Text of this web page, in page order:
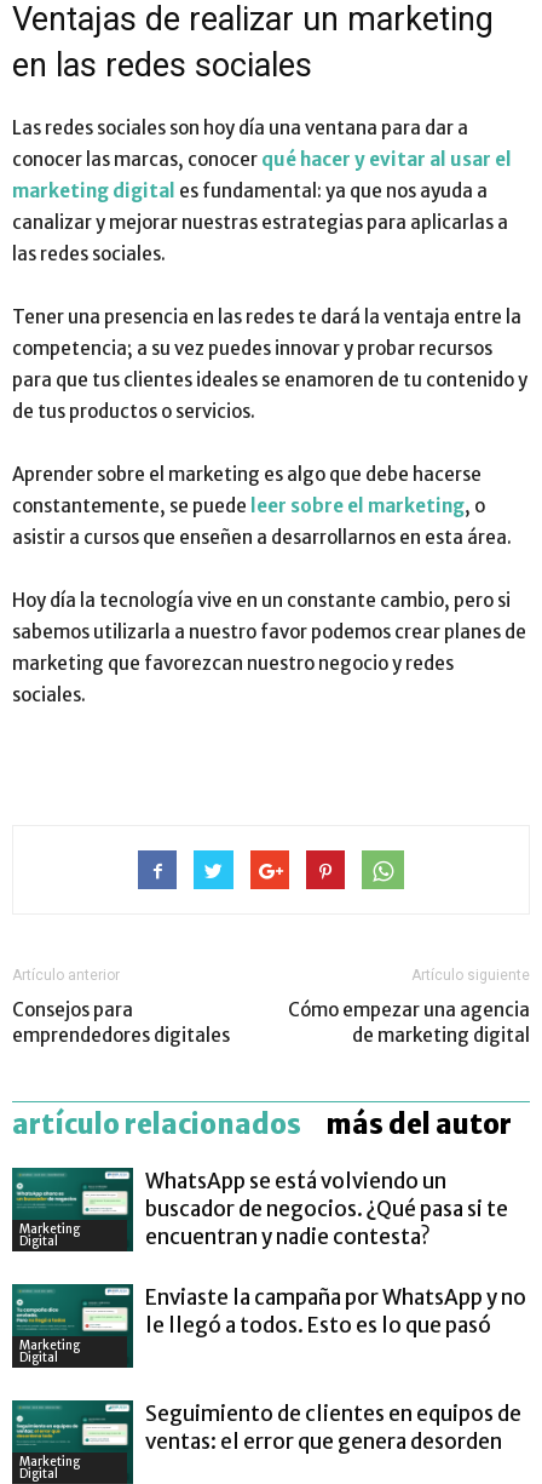
Ventajas de realizar un marketing
en las redes sociales
Las redes sociales son hoy día una ventana para dar a
conocer las marcas, conocer qué hacer y evitar al usar el
marketing digital es fundamental: ya que nos ayuda a
canalizar y mejorar nuestras estrategias para aplicarlas a
las redes sociales.
Tener una presencia en las redes te dará la ventaja entre la
competencia; a su vez puedes innovar y probar recursos
para que tus clientes ideales se enamoren de tu contenido y
de tus productos o servicios.
Aprender sobre el marketing es algo que debe hacerse
constantemente, se puede leer sobre el marketing, o
asistir a cursos que enseñen a desarrollarnos en esta área.
Hoy día la tecnología vive en un constante cambio, pero si
sabemos utilizarla a nuestro favor podemos crear planes de
marketing que favorezcan nuestro negocio y redes
sociales.
Artículo anterior
Consejos para
emprendedores digitales
Artículo siguiente
Cómo empezar una agencia
de marketing digital
artículo relacionados más del autor
Marketing
Digital
WhatsApp se está volviendo un
buscador de negocios. ¿Qué pasa si te
encuentran y nadie contesta?
Marketing
Digital
Enviaste la campaña por WhatsApp y no
le llegó a todos. Esto es lo que pasó
Marketing
Digital
Seguimiento de clientes en equipos de
ventas: el error que genera desorden